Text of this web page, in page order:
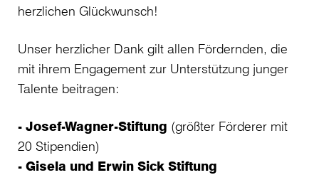
herzlichen Glückwunsch!
Unser herzlicher Dank gilt allen Fördernden, die
mit ihrem Engagement zur Unterstützung junger
Talente beitragen:
- Josef-Wagner-Stiftung (größter Förderer mit
20 Stipendien)
- Gisela und Erwin Sick Stiftung